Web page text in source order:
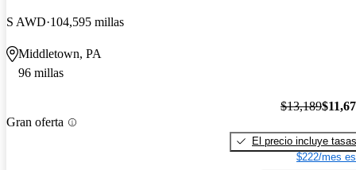
S AWD 104,595 millas
Middletown, PA
96 millas
Gran oferta
$13,189
El precio incluye tasas
$222/mes